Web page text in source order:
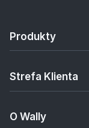
Produkty
Strefa Klienta
O Wally